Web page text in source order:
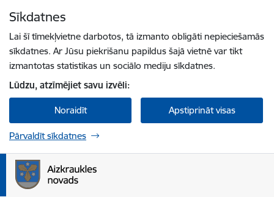
Sīkdatnes
Lai šī tīmekļvietne darbotos, tā izmanto obligāti nepieciešamās
sīkdatnes. Ar Jūsu piekrišanu papildus šajā vietnē var tikt
izmantotas statistikas un sociālo mediju sīkdatnes.
Lūdzu, atzīmējiet savu izvēli:
Noraidīt Apstiprināt visas
Pārvaldīt sīkdatnes